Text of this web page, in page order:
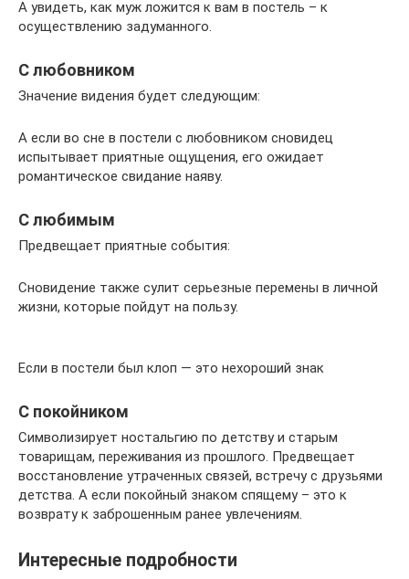
А увидеть, как муж ложится к вам в постель – к
осуществлению задуманного.
С любовником
Значение видения будет следующим:
А если во сне в постели с любовником сновидец
испытывает приятные ощущения, его ожидает
романтическое свидание наяву.
С любимым
Предвещает приятные события:
Сновидение также сулит серьезные перемены в личной
жизни, которые пойдут на пользу.
Если в постели был клоп — это нехороший знак
С покойником
Символизирует ностальгию по детству и старым
товарищам, переживания из прошлого. Предвещает
восстановление утраченных связей, встречу с друзьями
детства. А если покойный знаком спящему – это к
возврату к заброшенным ранее увлечениям.
Интересные подробности